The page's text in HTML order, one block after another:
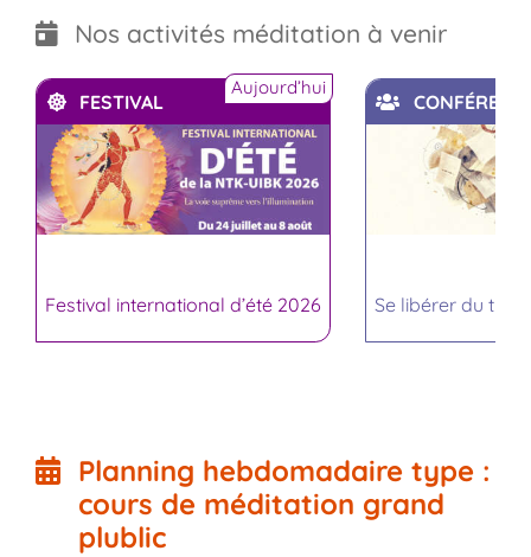
Nos activités méditation à venir
FESTIVAL
Aujourd’hui
Festival international d’été 2026 Se libérer du
Planning hebdomadaire type :
cours de méditation grand
plublic